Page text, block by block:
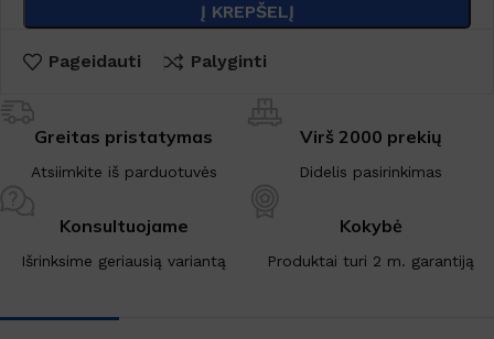
Į KREPŠELĮ
Pageidauti Palyginti
Greitas pristatymas
Atsiimkite iš parduotuvės
Virš 2000 prekių
Didelis pasirinkimas
Konsultuojame
Išrinksime geriausią variantą
Kokybė
Produktai turi 2 m. garantiją